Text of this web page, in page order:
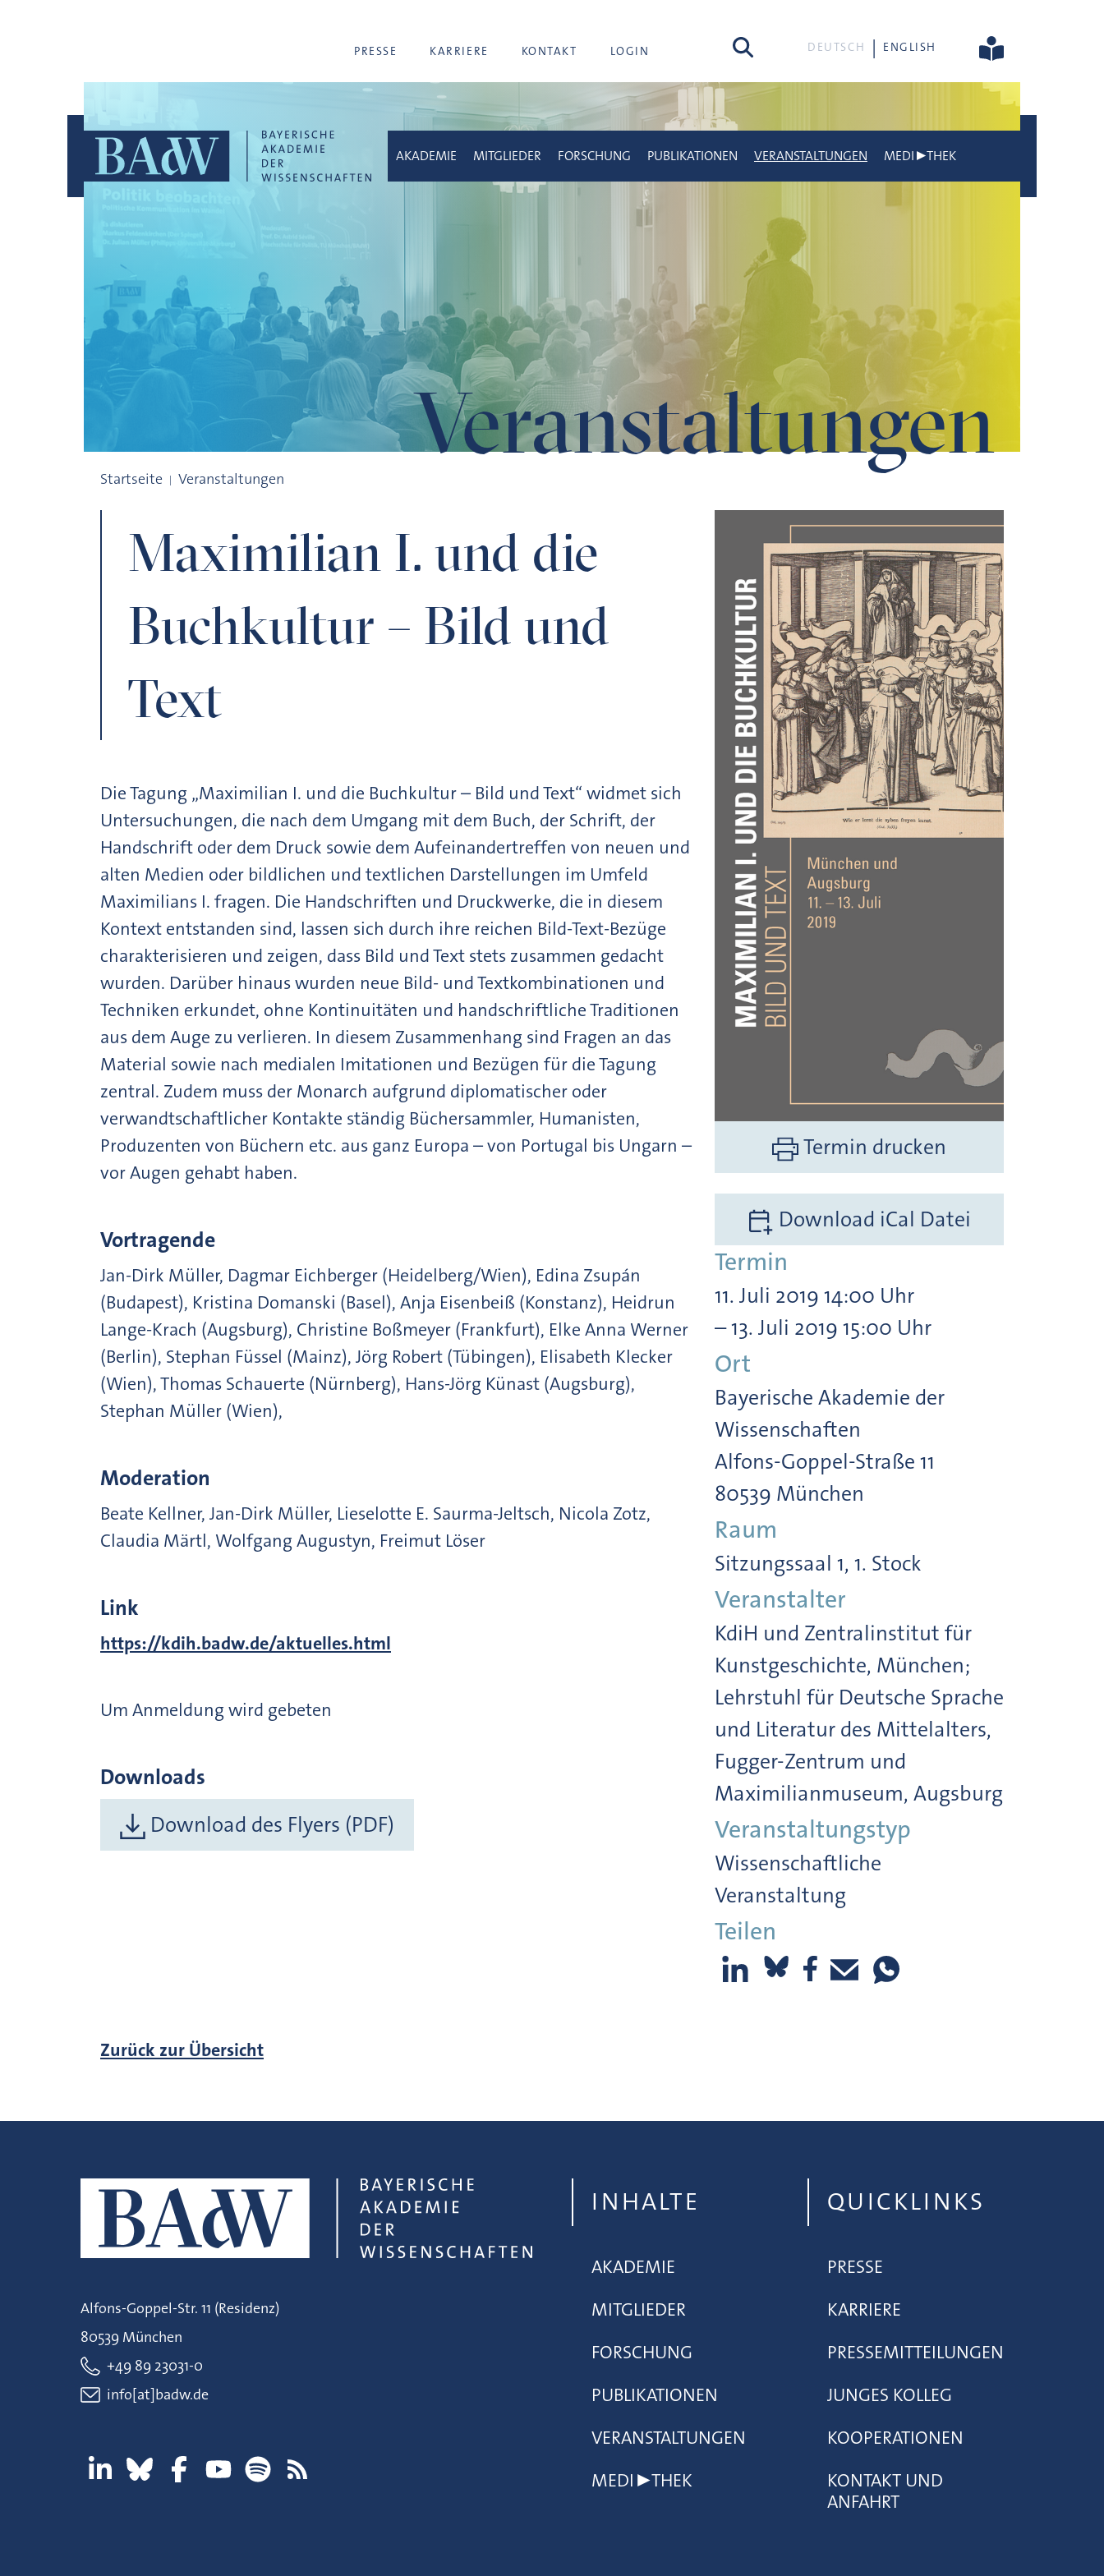
PRESSE KARRIERE KONTAKT LOGIN Suche DEUTSCH ENGLISH
Veranstaltungen
AKADEMIE MITGLIEDER FORSCHUNG PUBLIKATIONEN VERANSTALTUNGEN MEDI▶THEK
Startseite Veranstaltungen
Maximilian I. und die
Buchkultur – Bild und
Text
Die Tagung „Maximilian I. und die Buchkultur – Bild und Text“ widmet sich
Untersuchungen, die nach dem Umgang mit dem Buch, der Schrift, der
Handschrift oder dem Druck sowie dem Aufeinandertreffen von neuen und
alten Medien oder bildlichen und textlichen Darstellungen im Umfeld
Maximilians I. fragen. Die Handschriften und Druckwerke, die in diesem
Kontext entstanden sind, lassen sich durch ihre reichen Bild-Text-Bezüge
charakterisieren und zeigen, dass Bild und Text stets zusammen gedacht
wurden. Darüber hinaus wurden neue Bild- und Textkombinationen und
Techniken erkundet, ohne Kontinuitäten und handschriftliche Traditionen
aus dem Auge zu verlieren. In diesem Zusammenhang sind Fragen an das
Material sowie nach medialen Imitationen und Bezügen für die Tagung
zentral. Zudem muss der Monarch aufgrund diplomatischer oder
verwandtschaftlicher Kontakte ständig Büchersammler, Humanisten,
Produzenten von Büchern etc. aus ganz Europa – von Portugal bis Ungarn –
vor Augen gehabt haben.
Vortragende
Jan-Dirk Müller, Dagmar Eichberger (Heidelberg/Wien), Edina Zsupán
(Budapest), Kristina Domanski (Basel), Anja Eisenbeiß (Konstanz), Heidrun
Lange-Krach (Augsburg), Christine Boßmeyer (Frankfurt), Elke Anna Werner
(Berlin), Stephan Füssel (Mainz), Jörg Robert (Tübingen), Elisabeth Klecker
(Wien), Thomas Schauerte (Nürnberg), Hans-Jörg Künast (Augsburg),
Stephan Müller (Wien),
Moderation
Beate Kellner, Jan-Dirk Müller, Lieselotte E. Saurma-Jeltsch, Nicola Zotz,
Claudia Märtl, Wolfgang Augustyn, Freimut Löser
Link
https://kdih.badw.de/aktuelles.html
Um Anmeldung wird gebeten
Downloads
Download des Flyers (PDF)
Termin drucken
Download iCal Datei
Termin
11. Juli 2019 14:00 Uhr
– 13. Juli 2019 15:00 Uhr
Ort
Bayerische Akademie der
Wissenschaften
Alfons-Goppel-Straße 11
80539 München
Raum
Sitzungssaal 1, 1. Stock
Veranstalter
KdiH und Zentralinstitut für
Kunstgeschichte, München;
Lehrstuhl für Deutsche Sprache
und Literatur des Mittelalters,
Fugger-Zentrum und
Maximilianmuseum, Augsburg
Veranstaltungstyp
Wissenschaftliche
Veranstaltung
Teilen
Zurück zur Übersicht
Alfons-Goppel-Str. 11 (Residenz)
80539 München
+49 89 23031-0
info[at]badw.de
INHALTE
AKADEMIE
MITGLIEDER
FORSCHUNG
PUBLIKATIONEN
VERANSTALTUNGEN
MEDI▶THEK
QUICKLINKS
PRESSE
KARRIERE
PRESSEMITTEILUNGEN
JUNGES KOLLEG
KOOPERATIONEN
KONTAKT UND
ANFAHRT